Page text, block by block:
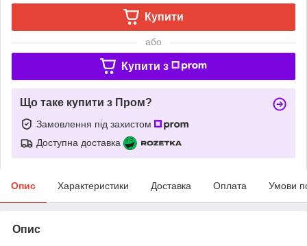
Купити
або
Купити з
Що таке купити з Пром?
Замовлення під захистом
Доступна доставка
Опис Характеристики Доставка Оплата Умови
Опис